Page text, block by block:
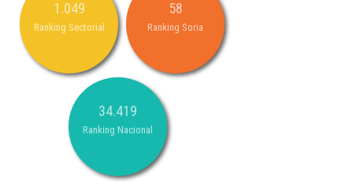
1.049
Ranking Sectorial
58
Ranking Soria
34.419
Ranking Nacional